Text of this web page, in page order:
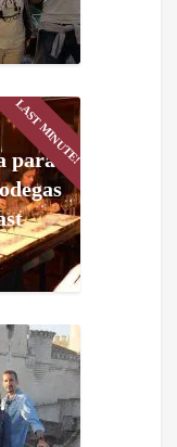
LAST MINUTE!
para